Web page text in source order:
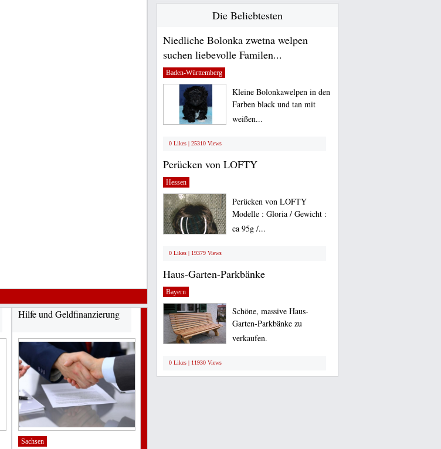
Hilfe und Geldfinanzierung
Sachsen
Die Beliebtesten
Niedliche Bolonka zwetna welpen
suchen liebevolle Familen...
Baden-Württemberg
Kleine Bolonkawelpen in den
Farben black und tan mit
weißen...
0 Likes | 25310 Views
Perücken von LOFTY
Hessen
Perücken von LOFTY
Modelle : Gloria / Gewicht :
ca 95g /...
0 Likes | 19379 Views
Haus-Garten-Parkbänke
Bayern
Schöne, massive Haus-
Garten-Parkbänke zu
verkaufen.
0 Likes | 11930 Views